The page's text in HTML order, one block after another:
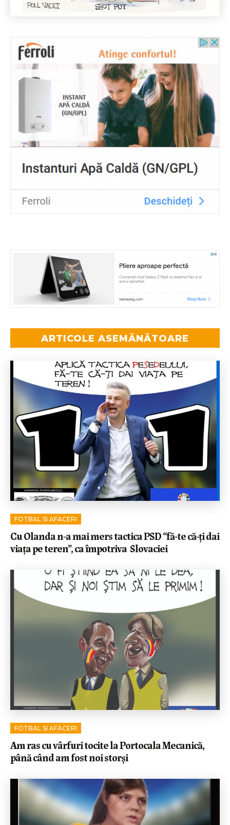
ARTICOLE ASEMĂNĂTOARE
FOTBAL SI AFACERI
Cu Olanda n-a mai mers tactica PSD “fă-te că-ți dai
viața pe teren”, ca împotriva Slovaciei
FOTBAL SI AFACERI
Am ras cu vârfuri tocite la Portocala Mecanică,
până când am fost noi storși